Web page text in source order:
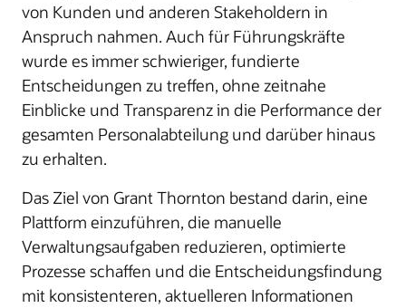
von Kunden und anderen Stakeholdern in
Anspruch nahmen. Auch für Führungskräfte
wurde es immer schwieriger, fundierte
Entscheidungen zu treffen, ohne zeitnahe
Einblicke und Transparenz in die Performance der
gesamten Personalabteilung und darüber hinaus
zu erhalten.
Das Ziel von Grant Thornton bestand darin, eine
Plattform einzuführen, die manuelle
Verwaltungsaufgaben reduzieren, optimierte
Prozesse schaffen und die Entscheidungsfindung
mit konsistenteren, aktuelleren Informationen